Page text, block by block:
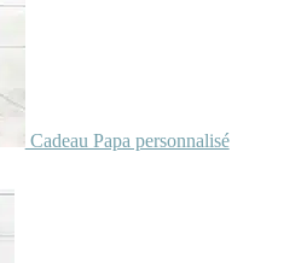
Cadeau Papa personnalisé